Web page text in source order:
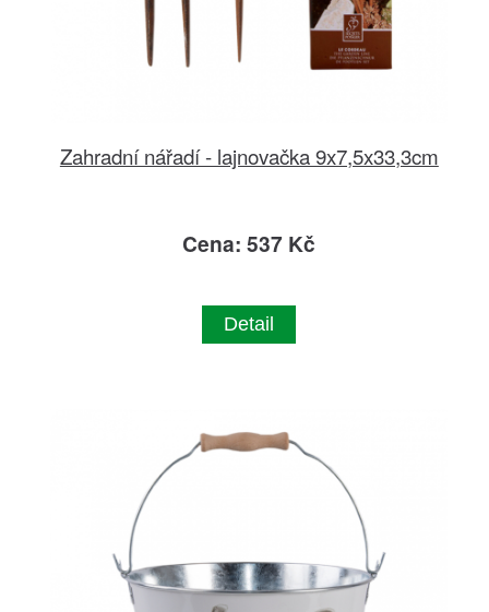
Zahradní nářadí - lajnovačka 9x7,5x33,3cm
Cena: 537 Kč
Detail